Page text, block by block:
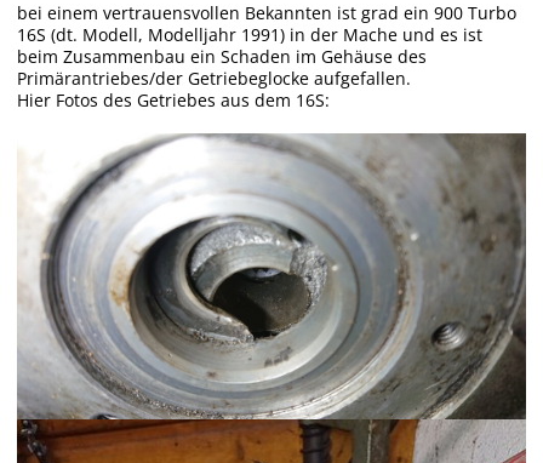
bei einem vertrauensvollen Bekannten ist grad ein 900 Turbo
16S (dt. Modell, Modelljahr 1991) in der Mache und es ist
beim Zusammenbau ein Schaden im Gehäuse des
Primärantriebes/der Getriebeglocke aufgefallen.
Hier Fotos des Getriebes aus dem 16S: